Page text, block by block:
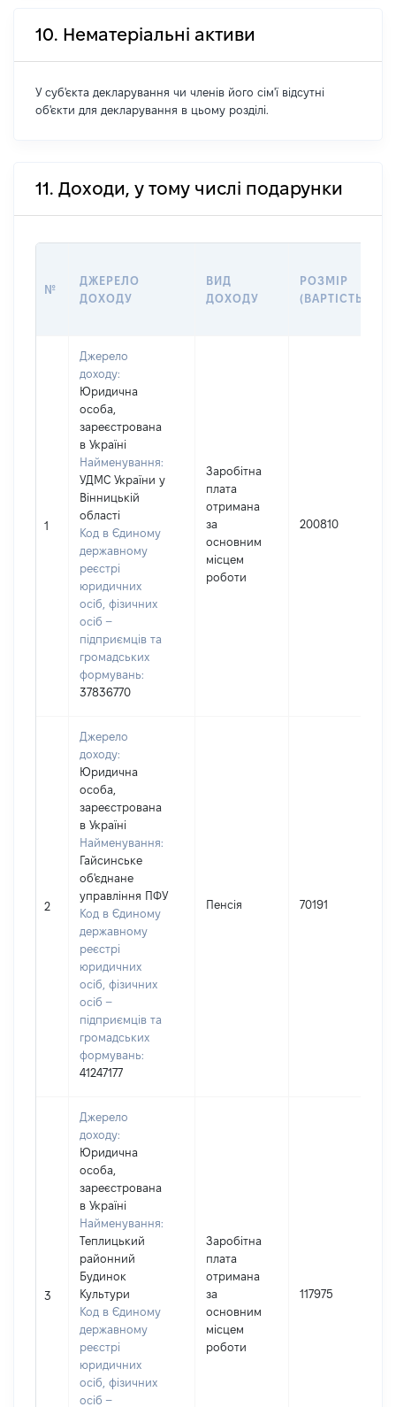
10. Нематеріальні активи
У суб'єкта декларування чи членів його сім'ї відсутні
об'єкти для декларування в цьому розділі.
11. Доходи, у тому числі подарунки
№
ДЖЕРЕЛО
ДОХОДУ
ВИД
ДОХОДУ
РОЗМІР
(ВАРТІСТЬ)
1
Джерело
доходу:
Юридична
особа,
зареєстрована
в Україні
Найменування:
УДМС України у
Вінницькій
області
Код в Єдиному
державному
реєстрі
юридичних
осіб, фізичних
осіб –
підприємців та
громадських
формувань:
37836770
Заробітна
плата
отримана
за
основним
місцем
роботи
200810
2
Джерело
доходу:
Юридична
особа,
зареєстрована
в Україні
Найменування:
Гайсинське
об'єднане
управління ПФУ
Код в Єдиному
державному
реєстрі
юридичних
осіб, фізичних
осіб –
підприємців та
громадських
формувань:
41247177
Пенсія 70191
3
Джерело
доходу:
Юридична
особа,
зареєстрована
в Україні
Найменування:
Теплицький
районний
Будинок
Культури
Код в Єдиному
державному
реєстрі
юридичних
осіб, фізичних
осіб –
Заробітна
плата
отримана
за
основним
місцем
роботи
117975